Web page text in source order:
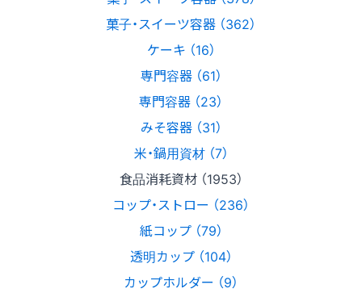
菓子・スイーツ容器 （362）
ケーキ （16）
専門容器 （61）
専門容器 （23）
みそ容器 （31）
米・鍋用資材 （7）
食品消耗資材 （1953）
コップ・ストロー （236）
紙コップ （79）
透明カップ （104）
カップホルダー （9）